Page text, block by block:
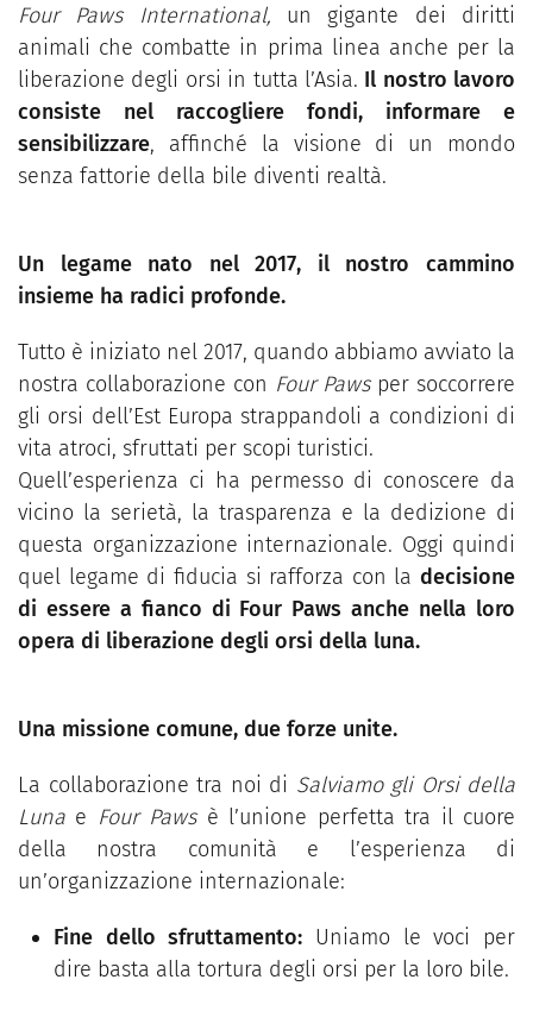
Four Paws International, un gigante dei diritti
animali che combatte in prima linea anche per la
liberazione degli orsi in tutta l’Asia. Il nostro lavoro
consiste nel raccogliere fondi, informare e
sensibilizzare, affinché la visione di un mondo
senza fattorie della bile diventi realtà.
Un legame nato nel 2017, il nostro cammino
insieme ha radici profonde.
Tutto è iniziato nel 2017, quando abbiamo avviato la
nostra collaborazione con Four Pawsper soccorrere
gli orsi dell’Est Europa strappandoli a condizioni di
vita atroci, sfruttati per scopi turistici.
Quell’esperienza ci ha permesso di conoscere da
vicino la serietà, la trasparenza e la dedizione di
questa organizzazione internazionale. Oggi quindi
quel legame di fiducia si rafforza con la decisione
di essere a fianco di Four Paws anche nella loro
opera di liberazione degli orsi della luna.
Una missione comune, due forze unite.
La collaborazione tra noi di Salviamo gli Orsi della
Luna e Four Pawsè l’unione perfetta tra il cuore
della nostra comunità e l’esperienza di
un’organizzazione internazionale:
Fine dello sfruttamento: Uniamo le voci per
dire basta alla tortura degli orsi per la loro bile.